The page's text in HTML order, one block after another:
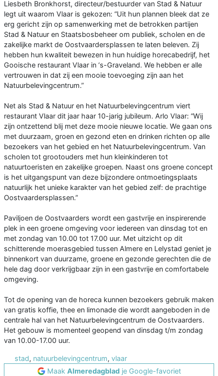
Liesbeth Bronkhorst, directeur/bestuurder van Stad & Natuur
legt uit waarom Vlaar is gekozen: “Uit hun plannen bleek dat ze
erg gericht zijn op samenwerking met de betrokken partijen
Stad & Natuur en Staatsbosbeheer om publiek, scholen en de
zakelijke markt de Oostvaardersplassen te laten beleven. Zij
hebben hun kwaliteit bewezen in hun huidige horecabedrijf, het
Gooische restaurant Vlaar in ‘s-Graveland. We hebben er alle
vertrouwen in dat zij een mooie toevoeging zijn aan het
Natuurbelevingcentrum.”
Net als Stad & Natuur en het Natuurbelevingcentrum viert
restaurant Vlaar dit jaar haar 10-jarig jubileum. Arlo Vlaar: “Wij
zijn ontzettend blij met deze mooie nieuwe locatie. We gaan ons
met duurzaam, groen en gezond eten en drinken richten op alle
bezoekers van het gebied en het Natuurbelevingcentrum. Van
scholen tot grootouders met hun kleinkinderen tot
natuurtoeristen en zakelijke groepen. Naast ons groene concept
is het uitgangspunt van deze bijzondere ontmoetingsplaats
natuurlijk het unieke karakter van het gebied zelf: de prachtige
Oostvaardersplassen.”
Paviljoen de Oostvaarders wordt een gastvrije en inspirerende
plek in een groene omgeving voor iedereen van dinsdag tot en
met zondag van 10.00 tot 17.00 uur. Met uitzicht op dit
schitterende moerasgebied tussen Almere en Lelystad geniet je
binnenkort van duurzame, groene en gezonde gerechten die de
hele dag door verkrijgbaar zijn in een gastvrije en comfortabele
omgeving.
Tot de opening van de horeca kunnen bezoekers gebruik maken
van gratis koffie, thee en limonade die wordt aangeboden in de
centrale hal van het Natuurbelevingcentrum de Oostvaarders.
Het gebouw is momenteel geopend van dinsdag t/m zondag
van 10.00-17.00 uur.
stad, natuurbelevingcentrum, vlaar
Maak Almeredagbladje Google-favoriet